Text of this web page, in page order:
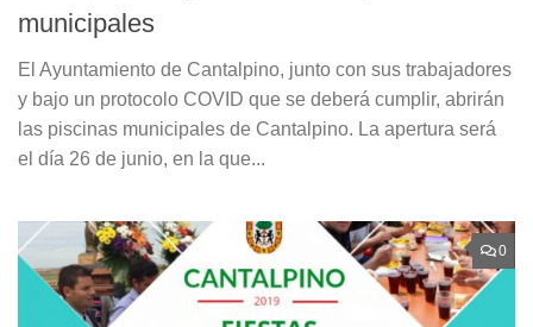
municipales
El Ayuntamiento de Cantalpino, junto con sus trabajadores
y bajo un protocolo COVID que se deberá cumplir, abrirán
las piscinas municipales de Cantalpino. La apertura será
el día 26 de junio, en la que...
0